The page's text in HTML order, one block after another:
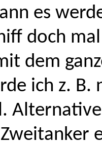
es
doch
dem
ich z.